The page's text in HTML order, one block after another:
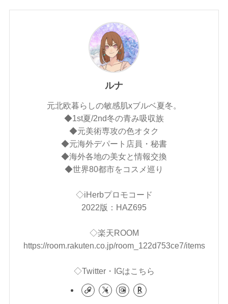
ルナ
元北欧暮らしの敏感肌xブルベ夏冬。
◆1st夏/2nd冬の青み吸収族
◆元美術専攻の色オタク
◆元海外デパート店員・秘書
◆海外各地の美女と情報交換
◆世界80都市をコスメ巡り
◇iHerbプロモコード
2022版：HAZ695
◇楽天ROOM
https://room.rakuten.co.jp/room_122d753ce7/items
◇Twitter・IGはこちら